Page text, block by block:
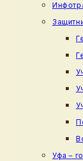
Уфа –